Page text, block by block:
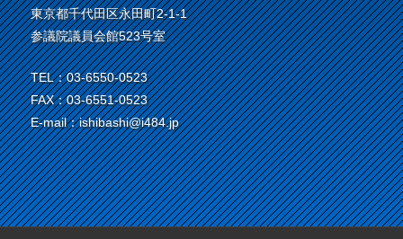
東京都千代田区永田町2-1-1
参議院議員会館523号室
TEL：03-6550-0523
FAX：03-6551-0523
E-mail：ishibashi@i484.jp